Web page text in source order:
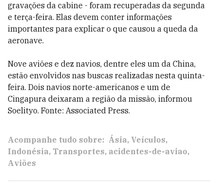
gravações da cabine - foram recuperadas da segunda
e terça-feira. Elas devem conter informações
importantes para explicar o que causou a queda da
aeronave.
Nove aviões e dez navios, dentre eles um da China,
estão envolvidos nas buscas realizadas nesta quinta-
feira. Dois navios norte-americanos e um de
Cingapura deixaram a região da missão, informou
Soelityo. Fonte: Associated Press.
Acompanhe tudo sobre: Ásia Veículos
Indonésia Transportes acidentes-de-aviao
Aviões